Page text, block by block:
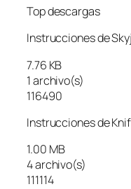
Top descargas
Instrucciones de
7.76 KB
1 archivo(s)
116490
Instrucciones de
1.00 MB
4 archivo(s)
111114